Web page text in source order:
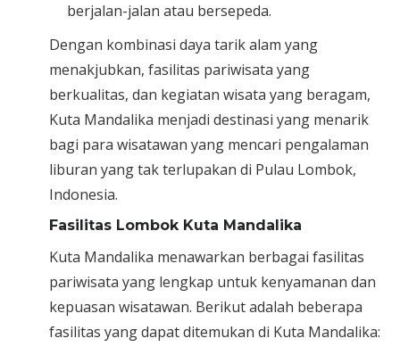
berjalan-jalan atau bersepeda.
Dengan kombinasi daya tarik alam yang
menakjubkan, fasilitas pariwisata yang
berkualitas, dan kegiatan wisata yang beragam,
Kuta Mandalika menjadi destinasi yang menarik
bagi para wisatawan yang mencari pengalaman
liburan yang tak terlupakan di Pulau Lombok,
Indonesia.
Fasilitas Lombok Kuta Mandalika
Kuta Mandalika menawarkan berbagai fasilitas
pariwisata yang lengkap untuk kenyamanan dan
kepuasan wisatawan. Berikut adalah beberapa
fasilitas yang dapat ditemukan di Kuta Mandalika: